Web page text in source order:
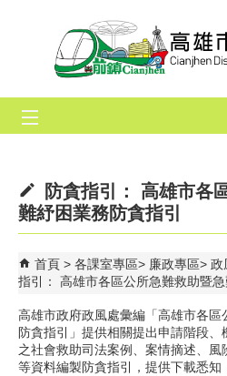
跳到主要內容區塊
防貪指引： 高雄市各
難紓困業務防貪指引
首頁 各課室專區 廉政專區 政
指引： 高雄市各區公所急難救助暨急
高雄市政府政風處彙編「高雄市各
防貪指引」提供相關提出申請階段
之社會救助司法案例、案情摘述、
等資料編製防貪指引，提供下載悉知